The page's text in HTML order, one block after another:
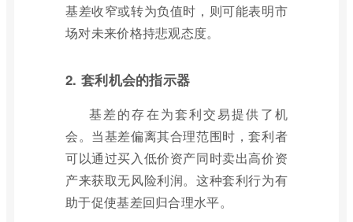
基差收窄或转为负值时，则可能表明市
场对未来价格持悲观态度。
2. 套利机会的指示器
基差的存在为套利交易提供了机
会。当基差偏离其合理范围时，套利者
可以通过买入低价资产同时卖出高价资
产来获取无风险利润。这种套利行为有
助于促使基差回归合理水平。